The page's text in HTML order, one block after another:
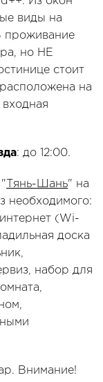
виды на
проживание
но НЕ
стоит
на
: до 12:00.
Тянь-Шань" на
необходимого:
(Wi-
доска
набор для
Внимание!